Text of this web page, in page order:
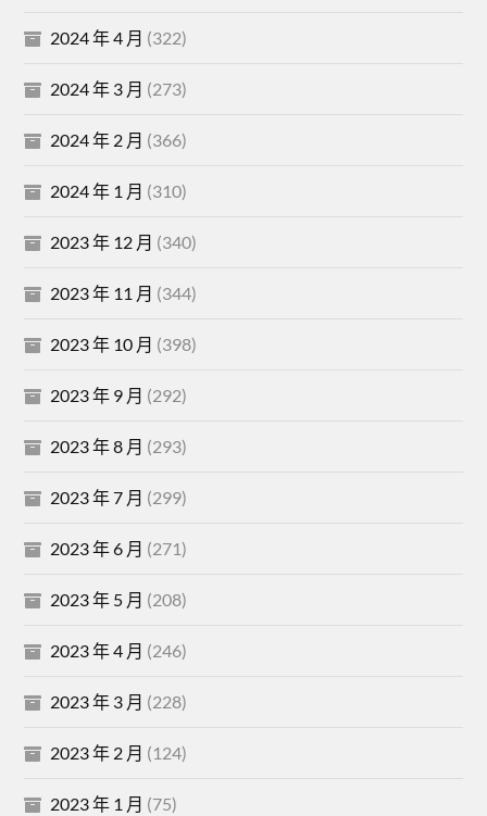
2024 年 4 月 (322)
2024 年 3 月 (273)
2024 年 2 月 (366)
2024 年 1 月 (310)
2023 年 12 月 (340)
2023 年 11 月 (344)
2023 年 10 月 (398)
2023 年 9 月 (292)
2023 年 8 月 (293)
2023 年 7 月 (299)
2023 年 6 月 (271)
2023 年 5 月 (208)
2023 年 4 月 (246)
2023 年 3 月 (228)
2023 年 2 月 (124)
2023 年 1 月 (75)